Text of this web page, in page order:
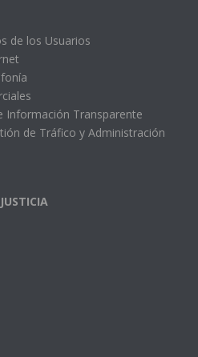
de los Usuarios
Información Transparente
de Tráfico y Administración